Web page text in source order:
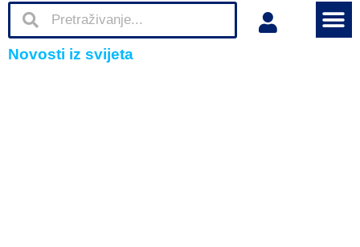
Novosti iz svijeta